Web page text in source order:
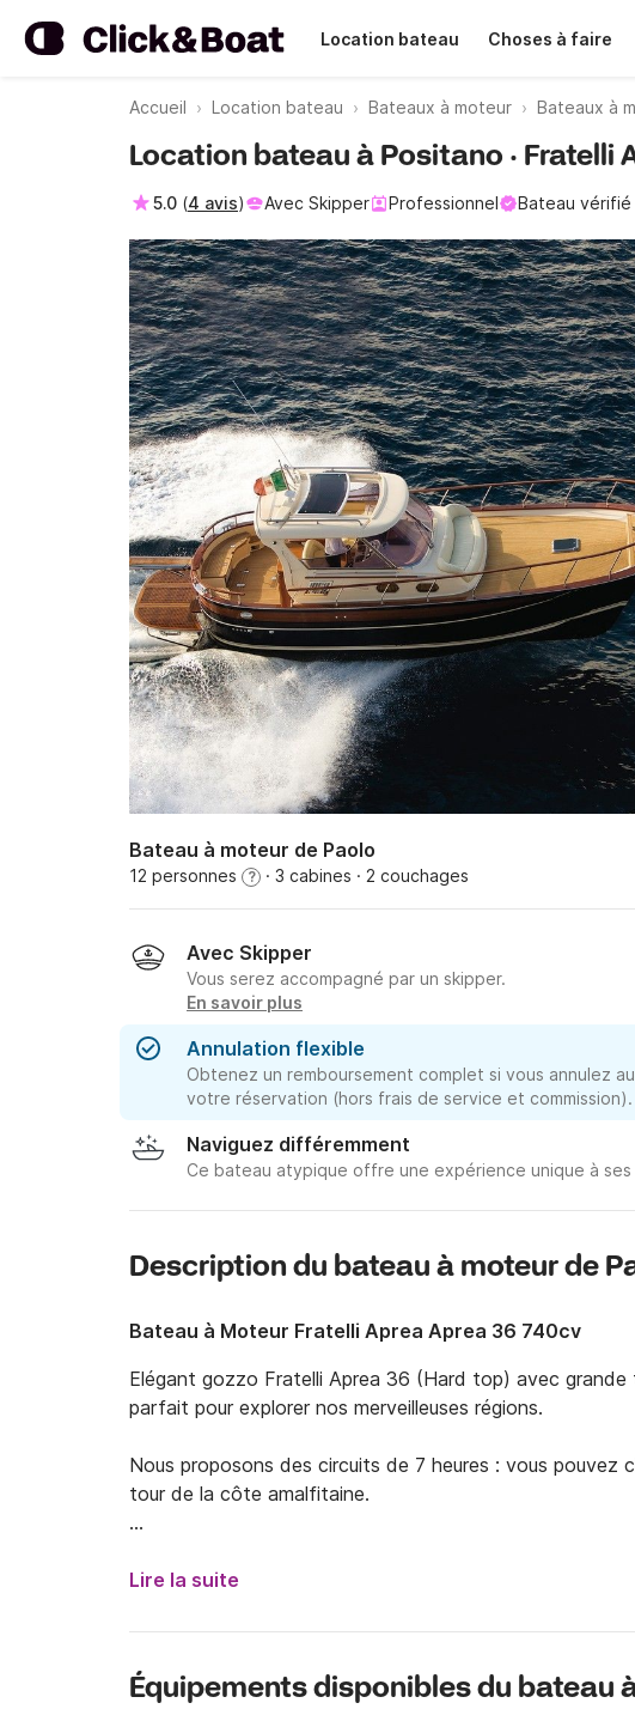
Location bateau Choses à faire
Accueil Location bateau Bateaux à moteur Bateaux à
Location bateau à Positano · Fratelli
5.0 (4 avis) Avec Skipper Professionnel Bateau vérifié
Bateau à moteur de Paolo
12 personnes ? · 3 cabines · 2 couchages
Avec Skipper
Vous serez accompagné par un skipper.
En savoir plus
Annulation flexible
Obtenez un remboursement complet si vous annulez
votre réservation (hors frais de service et commission).
Naviguez différemment
Ce bateau atypique offre une expérience unique à ses
Description du bateau à moteur de
Bateau à Moteur Fratelli Aprea Aprea 36 740cv
Elégant gozzo Fratelli Aprea 36 (Hard top) avec
parfait pour explorer nos merveilleuses régions.
Nous proposons des circuits de 7 heures : vous pouvez
tour de la côte amalfitaine.
-Skipper
- 1 plein de carburant
- Taxes portuaires
Lire la suite
Équipements disponibles du bateau